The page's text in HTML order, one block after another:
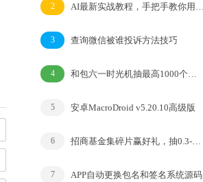
2 AI最新实战教程，手把手教你用AI批量生成说唱影视解说视频，1天生成上百条
3 查询微信被谁投诉方法技巧
4 和包六一时光机抽最高1000个和包积分 亲测中200积分 价值2元
5 安卓MacroDroid v5.20.10高级版
6 招商基金集碎片赢好礼，抽0.3-8.8元微信红包
7 APP自动更换包名和签名系统源码